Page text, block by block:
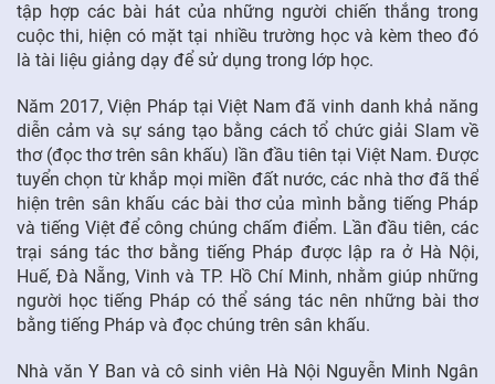
tập hợp các bài hát của những người chiến thắng trong
cuộc thi, hiện có mặt tại nhiều trường học và kèm theo đó
là tài liệu giảng dạy để sử dụng trong lớp học.
Năm 2017, Viện Pháp tại Việt Nam đã vinh danh khả năng
diễn cảm và sự sáng tạo bằng cách tổ chức giải Slam về
thơ (đọc thơ trên sân khấu) lần đầu tiên tại Việt Nam. Được
tuyển chọn từ khắp mọi miền đất nước, các nhà thơ đã thể
hiện trên sân khấu các bài thơ của mình bằng tiếng Pháp
và tiếng Việt để công chúng chấm điểm. Lần đầu tiên, các
trại sáng tác thơ bằng tiếng Pháp được lập ra ở Hà Nội,
Huế, Đà Nẵng, Vinh và TP. Hồ Chí Minh, nhằm giúp những
người học tiếng Pháp có thể sáng tác nên những bài thơ
bằng tiếng Pháp và đọc chúng trên sân khấu.
Nhà văn Y Ban và cô sinh viên Hà Nội Nguyễn Minh Ngân